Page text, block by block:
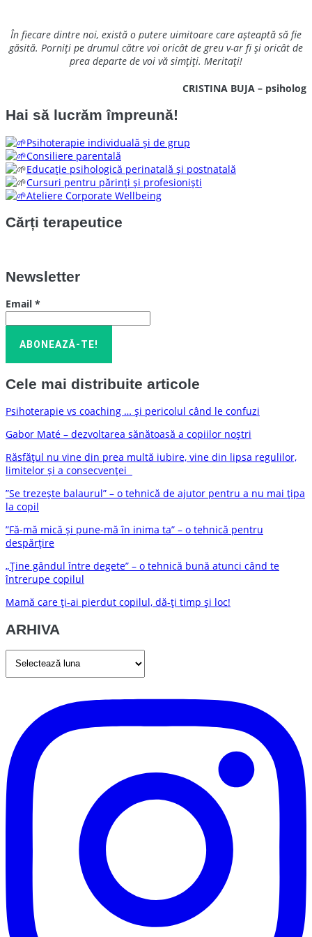
În fiecare dintre noi, există o putere uimitoare care așteaptă să fie
găsită. Porniți pe drumul către voi oricât de greu v-ar fi și oricât de
prea departe de voi vă simțiți. Meritați!
CRISTINA BUJA – psiholog
Hai să lucrăm împreună!
Psihoterapie individuală și de grup
Consiliere parentală
Educație psihologică perinatală și postnatală
Cursuri pentru părinți și profesioniști
Ateliere Corporate Wellbeing
Cărți terapeutice
Newsletter
Email *
Cele mai distribuite articole
Psihoterapie vs coaching … și pericolul când le confuzi
Gabor Maté – dezvoltarea sănătoasă a copiilor noștri
Răsfățul nu vine din prea multă iubire, vine din lipsa regulilor,
limitelor și a consecvenței
”Se trezește balaurul” – o tehnică de ajutor pentru a nu mai țipa
la copil
”Fă-mă mică și pune-mă în inima ta” – o tehnică pentru
despărțire
„Ține gândul între degete” – o tehnică bună atunci când te
întrerupe copilul
Mamă care ți-ai pierdut copilul, dă-ți timp și loc!
ARHIVA